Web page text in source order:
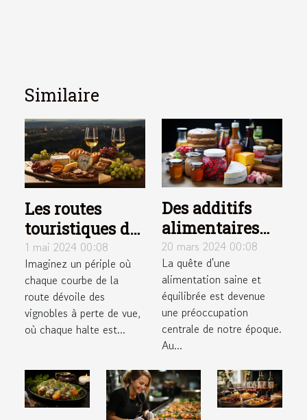
Similaire
Les routes
touristiques du
vin en France :
voyage et éveil
des papilles
1 mai 2024 00:08
Imaginez un périple où
chaque courbe de la
route dévoile des
vignobles à perte de vue,
où chaque halte est...
Des additifs
alimentaires
courants dans
les produits du
quotidien
20 mars 2024 00:08
La quête d'une
alimentation saine et
équilibrée est devenue
une préoccupation
centrale de notre époque.
Au...